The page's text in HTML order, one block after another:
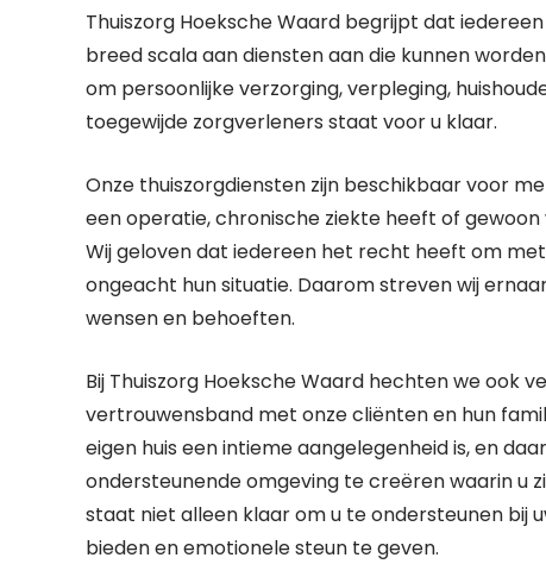
Thuiszorg Hoeksche Waard begrijpt dat
breed scala aan diensten aan die kunnen
om persoonlijke verzorging, verpleging,
toegewijde zorgverleners staat voor u klaar.
Onze thuiszorgdiensten zijn beschikbaar voor
een operatie, chronische ziekte heeft of
Wij geloven dat iedereen het recht heeft om
ongeacht hun situatie. Daarom streven wij
wensen en behoeften.
Bij Thuiszorg Hoeksche Waard hechten we ook
vertrouwensband met onze cliënten en hun
eigen huis een intieme aangelegenheid is, en
ondersteunende omgeving te creëren waarin u
staat niet alleen klaar om u te ondersteunen bij
bieden en emotionele steun te geven.